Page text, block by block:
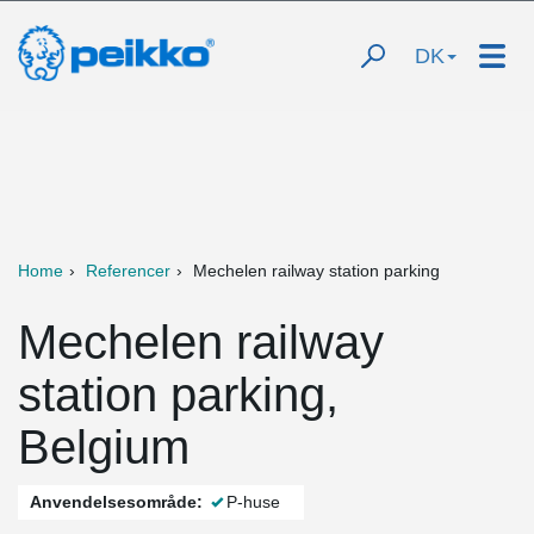
DK
Home Referencer Mechelen railway station parking
Mechelen railway
station parking,
Belgium
Anvendelsesområde: P-huse